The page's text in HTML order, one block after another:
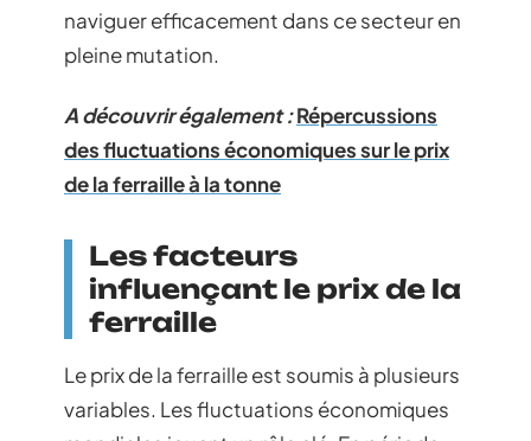
naviguer efficacement dans ce secteur en
pleine mutation.
A découvrir également :Répercussions
des fluctuations économiques sur le prix
de la ferraille à la tonne
Les facteurs
influençant le prix de la
ferraille
Le prix de la ferraille est soumis à plusieurs
variables. Les fluctuations économiques